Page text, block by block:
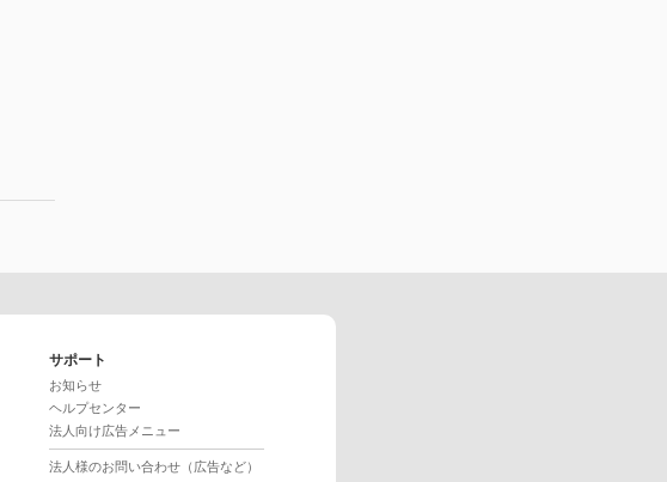
サポート
お知らせ
ヘルプセンター
法人向け広告メニュー
法人様のお問い合わせ（広告など）